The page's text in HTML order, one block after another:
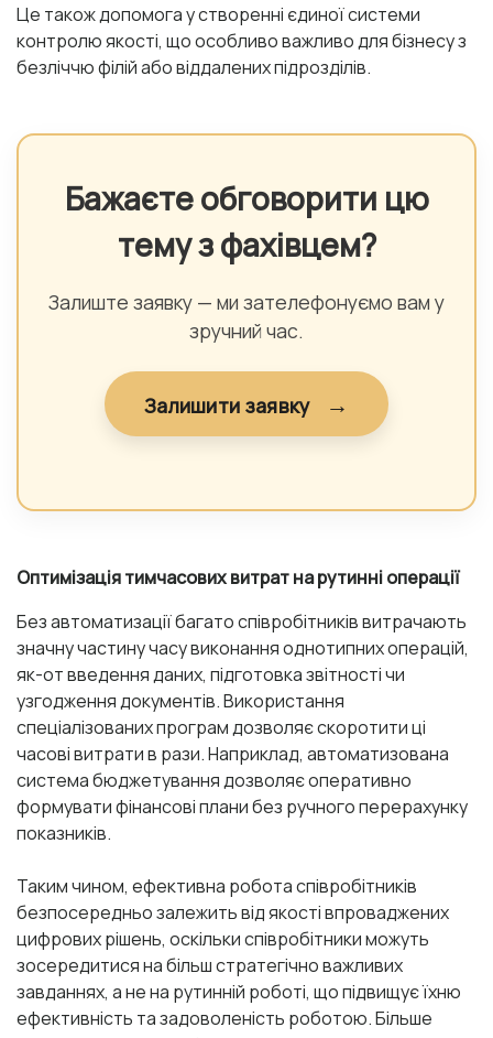
Це також допомога у створенні єдиної системи
контролю якості, що особливо важливо для бізнесу з
безліччю філій або віддалених підрозділів.
Бажаєте обговорити цю
тему з фахівцем?
Залиште заявку — ми зателефонуємо вам у
зручний час.
Залишити заявку →
Оптимізація тимчасових витрат на рутинні операції
Без автоматизації багато співробітників витрачають
значну частину часу виконання однотипних операцій,
як-от введення даних, підготовка звітності чи
узгодження документів. Використання
спеціалізованих програм дозволяє скоротити ці
часові витрати в рази. Наприклад, автоматизована
система бюджетування дозволяє оперативно
формувати фінансові плани без ручного перерахунку
показників.
Таким чином, ефективна робота співробітників
безпосередньо залежить від якості впроваджених
цифрових рішень, оскільки співробітники можуть
зосередитися на більш стратегічно важливих
завданнях, а не на рутинній роботі, що підвищує їхню
ефективність та задоволеність роботою. Більше